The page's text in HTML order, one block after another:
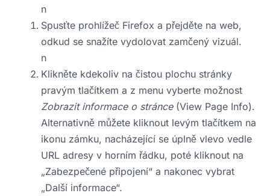
n
Spusťte prohlížeč Firefox a přejděte na web,
odkud se snažíte vydolovat zamčený vizuál.
n
Klikněte kdekoliv na čistou plochu stránky
pravým tlačítkem a z menu vyberte možnost
Zobrazit informace o stránce(View Page Info).
Alternativně můžete kliknout levým tlačítkem na
ikonu zámku, nacházející se úplně vlevo vedle
URL adresy v horním řádku, poté kliknout na
„Zabezpečené připojení“ a nakonec vybrat
„Další informace“.